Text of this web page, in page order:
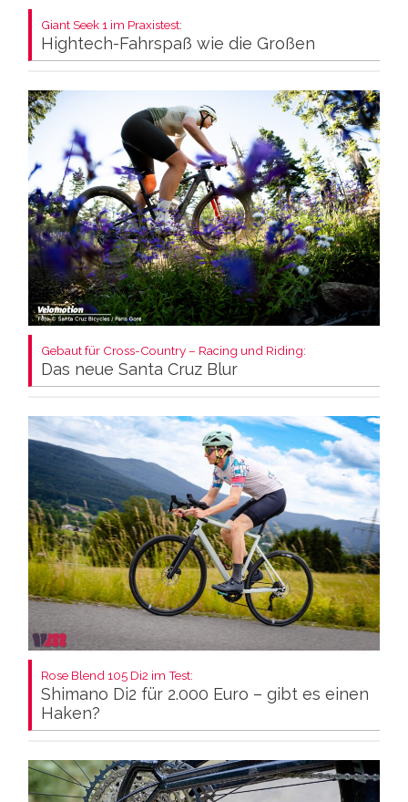
Giant Seek 1 im Praxistest:
Hightech-Fahrspaß wie die Großen
Gebaut für Cross-Country – Racing und Riding:
Das neue Santa Cruz Blur
Rose Blend 105 Di2 im Test:
Shimano Di2 für 2.000 Euro – gibt es einen
Haken?